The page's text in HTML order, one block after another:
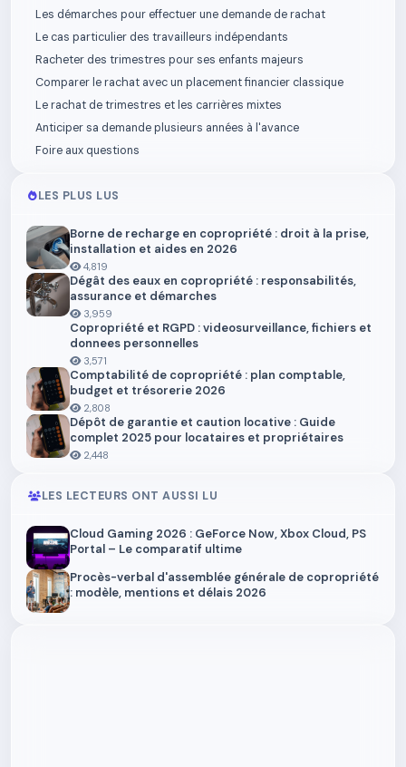
Les démarches pour effectuer une demande de rachat
Le cas particulier des travailleurs indépendants
Racheter des trimestres pour ses enfants majeurs
Comparer le rachat avec un placement financier classique
Le rachat de trimestres et les carrières mixtes
Anticiper sa demande plusieurs années à l'avance
Foire aux questions
LES PLUS LUS
Borne de recharge en copropriété : droit à la prise,
installation et aides en 2026
4,819
Dégât des eaux en copropriété : responsabilités,
assurance et démarches
3,959
Copropriété et RGPD : videosurveillance, fichiers et
donnees personnelles
3,571
Comptabilité de copropriété : plan comptable,
budget et trésorerie 2026
2,808
Dépôt de garantie et caution locative : Guide
complet 2025 pour locataires et propriétaires
2,448
LES LECTEURS ONT AUSSI LU
Cloud Gaming 2026 : GeForce Now, Xbox Cloud, PS
Portal – Le comparatif ultime
Procès-verbal d'assemblée générale de copropriété
: modèle, mentions et délais 2026